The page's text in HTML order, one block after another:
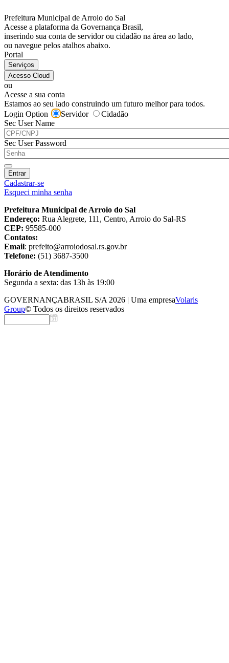
Prefeitura Municipal de Arroio do Sal
Acesse a plataforma da Governança Brasil,
inserindo sua conta de servidor ou cidadão na área ao lado,
ou navegue pelos atalhos abaixo.
Portal
Acesso Cloud
ou
Acesse a sua conta
Estamos ao seu lado construindo um futuro melhor para todos.
Login Option
Servidor
Cidadão
Sec User Name
Sec User Password
Entrar
Cadastrar-se
Esqueci minha senha
Prefeitura Municipal de Arroio do Sal
Endereço: Rua Alegrete, 111, Centro, Arroio do Sal-RS
CEP: 95585-000
Contatos:
Email: prefeito@arroiodosal.rs.gov.br
Telefone: (51) 3687-3500
Horário de Atendimento
Segunda a sexta: das 13h às 19:00
GOVERNANÇABRASIL S/A 2026 | Uma empresaVolaris
Group© Todos os direitos reservados